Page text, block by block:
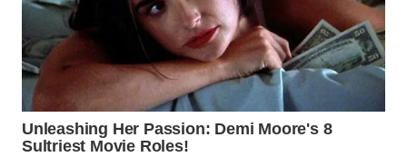
KEPULAUAN
SERIBU
TANGERANG
WN